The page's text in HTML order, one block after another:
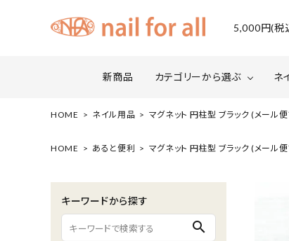
5,000円(税
新商品 カテゴリーから選ぶ
ネイルシール・ フォイル・箔
水性ネイル （シェルズコート）
ネ
HOME ネイル用品 マグネット 円柱型 ブラック (メール
HOME あると便利 マグネット 円柱型 ブラック (メール
キーワードから探す
search